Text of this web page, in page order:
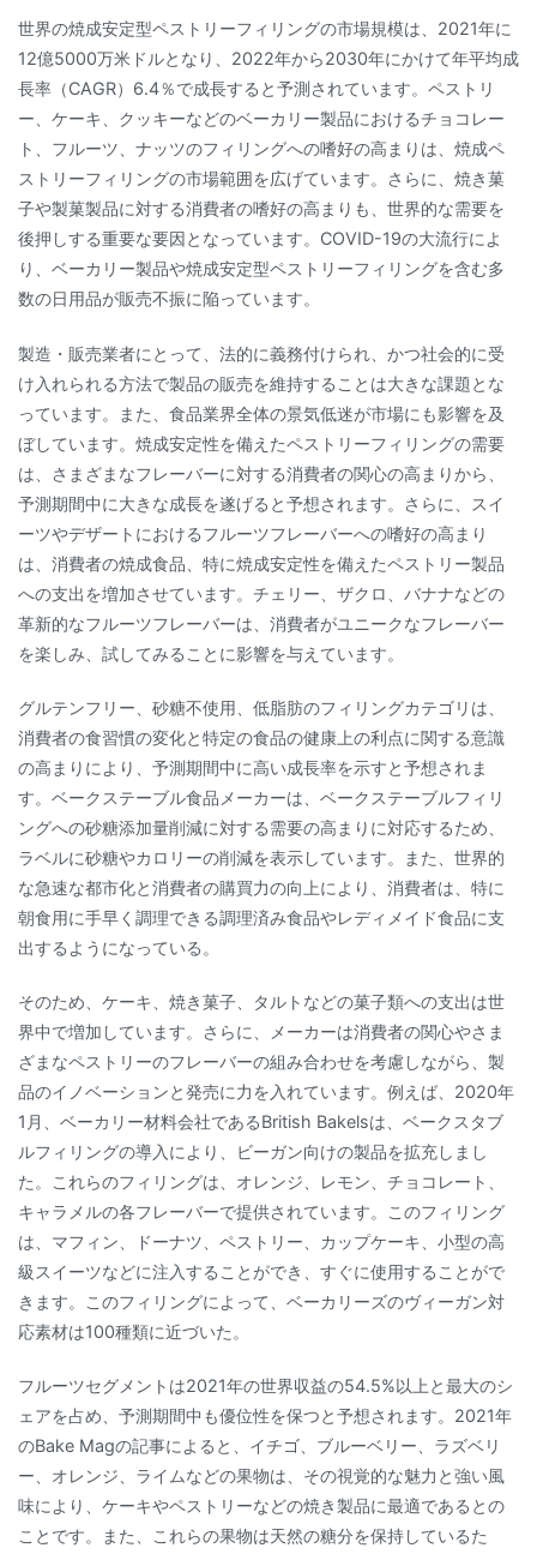
世界の焼成安定型ペストリーフィリングの市場規模は、2021年に
12億5000万米ドルとなり、2022年から2030年にかけて年平均成
長率（CAGR）6.4％で成長すると予測されています。ペストリ
ー、ケーキ、クッキーなどのベーカリー製品におけるチョコレー
ト、フルーツ、ナッツのフィリングへの嗜好の高まりは、焼成ペ
ストリーフィリングの市場範囲を広げています。さらに、焼き菓
子や製菓製品に対する消費者の嗜好の高まりも、世界的な需要を
後押しする重要な要因となっています。COVID-19の大流行によ
り、ベーカリー製品や焼成安定型ペストリーフィリングを含む多
数の日用品が販売不振に陥っています。
製造・販売業者にとって、法的に義務付けられ、かつ社会的に受
け入れられる方法で製品の販売を維持することは大きな課題とな
っています。また、食品業界全体の景気低迷が市場にも影響を及
ぼしています。焼成安定性を備えたペストリーフィリングの需要
は、さまざまなフレーバーに対する消費者の関心の高まりから、
予測期間中に大きな成長を遂げると予想されます。さらに、スイ
ーツやデザートにおけるフルーツフレーバーへの嗜好の高まり
は、消費者の焼成食品、特に焼成安定性を備えたペストリー製品
への支出を増加させています。チェリー、ザクロ、バナナなどの
革新的なフルーツフレーバーは、消費者がユニークなフレーバー
を楽しみ、試してみることに影響を与えています。
グルテンフリー、砂糖不使用、低脂肪のフィリングカテゴリは、
消費者の食習慣の変化と特定の食品の健康上の利点に関する意識
の高まりにより、予測期間中に高い成長率を示すと予想されま
す。ベークステーブル食品メーカーは、ベークステーブルフィリ
ングへの砂糖添加量削減に対する需要の高まりに対応するため、
ラベルに砂糖やカロリーの削減を表示しています。また、世界的
な急速な都市化と消費者の購買力の向上により、消費者は、特に
朝食用に手早く調理できる調理済み食品やレディメイド食品に支
出するようになっている。
そのため、ケーキ、焼き菓子、タルトなどの菓子類への支出は世
界中で増加しています。さらに、メーカーは消費者の関心やさま
ざまなペストリーのフレーバーの組み合わせを考慮しながら、製
品のイノベーションと発売に力を入れています。例えば、2020年
1月、ベーカリー材料会社であるBritish Bakelsは、ベークスタブ
ルフィリングの導入により、ビーガン向けの製品を拡充しまし
た。これらのフィリングは、オレンジ、レモン、チョコレート、
キャラメルの各フレーバーで提供されています。このフィリング
は、マフィン、ドーナツ、ペストリー、カップケーキ、小型の高
級スイーツなどに注入することができ、すぐに使用することがで
きます。このフィリングによって、ベーカリーズのヴィーガン対
応素材は100種類に近づいた。
フルーツセグメントは2021年の世界収益の54.5%以上と最大のシ
ェアを占め、予測期間中も優位性を保つと予想されます。2021年
のBake Magの記事によると、イチゴ、ブルーベリー、ラズベリ
ー、オレンジ、ライムなどの果物は、その視覚的な魅力と強い風
味により、ケーキやペストリーなどの焼き製品に最適であるとの
ことです。また、これらの果物は天然の糖分を保持しているた